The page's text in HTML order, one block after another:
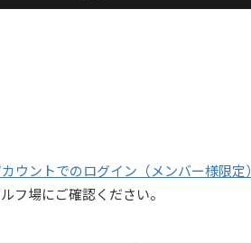
ウントでのログイン（メンバー様限定）
フ場にご確認ください。